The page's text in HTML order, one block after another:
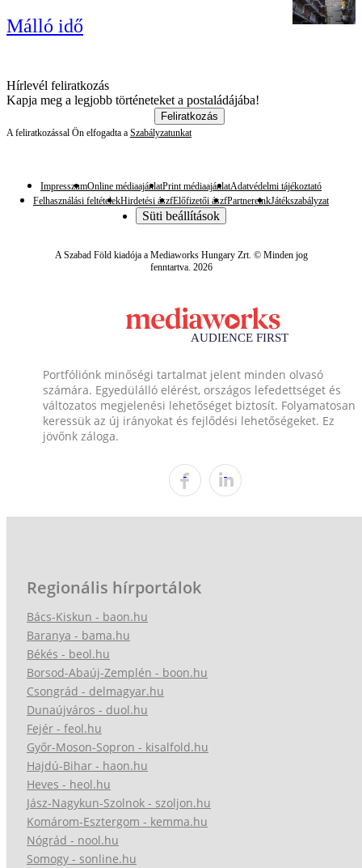
Málló idő
Hírlevél feliratkozás
Kapja meg a legjobb történeteket a postaládájába!
Feliratkozás
A feliratkozással Ön elfogadta a Szabályzatunkat
ImpresszumOnline médiaajánlatPrint médiaajánlatAdatvédelmi tájékoztató
Felhasználási feltételekHirdetési ászfElőfizetői ászfPartnereinkJátékszabályzat
Süti beállítások
A Szabad Föld kiadója a Mediaworks Hungary Zrt. © Minden jog
fenntartva. 2026
Portfóliónk minőségi tartalmat jelent minden olvasó
számára. Egyedülálló elérést, országos lefedettséget és
változatos megjelenési lehetőséget biztosít. Folyamatosan
keressük az új irányokat és fejlődési lehetőségeket. Ez
jövőnk záloga.
Regionális hírportálok
Bács-Kiskun - baon.hu
Baranya - bama.hu
Békés - beol.hu
Borsod-Abaúj-Zemplén - boon.hu
Csongrád - delmagyar.hu
Dunaújváros - duol.hu
Fejér - feol.hu
Győr-Moson-Sopron - kisalfold.hu
Hajdú-Bihar - haon.hu
Heves - heol.hu
Jász-Nagykun-Szolnok - szoljon.hu
Komárom-Esztergom - kemma.hu
Nógrád - nool.hu
Somogy - sonline.hu